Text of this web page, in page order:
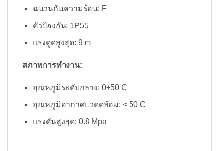
ฉนวนกันความร้อน: F
ตัวป้องกัน: 1P55
แรงดูดสูงสุด: 9 m
สภาพการทำงาน:
อุณหภูมิระดับกลาง: 0+50 C
อุณหภูมิอากาศแวดดล้อม: < 50 C
แรงดันสูงสุด: 0.8 Mpa